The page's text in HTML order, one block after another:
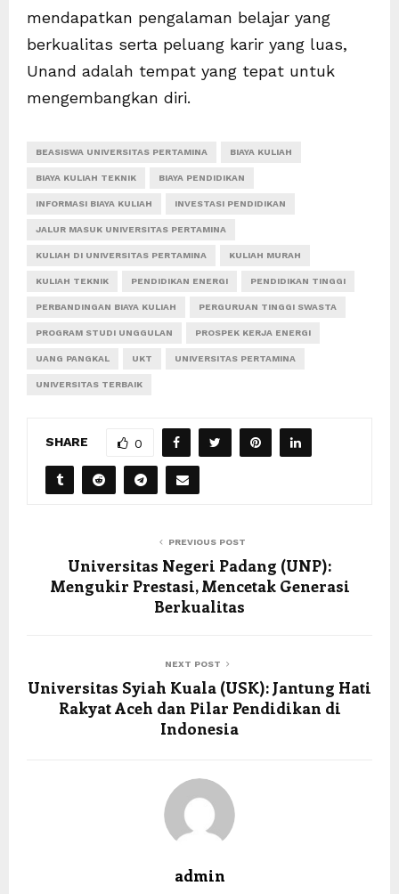
mendapatkan pengalaman belajar yang
berkualitas serta peluang karir yang luas,
Unand adalah tempat yang tepat untuk
mengembangkan diri.
BEASISWA UNIVERSITAS PERTAMINA BIAYA KULIAH
BIAYA KULIAH TEKNIK BIAYA PENDIDIKAN
INFORMASI BIAYA KULIAH INVESTASI PENDIDIKAN
JALUR MASUK UNIVERSITAS PERTAMINA
KULIAH DI UNIVERSITAS PERTAMINA KULIAH MURAH
KULIAH TEKNIK PENDIDIKAN ENERGI PENDIDIKAN TINGGI
PERBANDINGAN BIAYA KULIAH PERGURUAN TINGGI SWASTA
PROGRAM STUDI UNGGULAN PROSPEK KERJA ENERGI
UANG PANGKAL UKT UNIVERSITAS PERTAMINA
UNIVERSITAS TERBAIK
SHARE 0
PREVIOUS POST
Universitas Negeri Padang (UNP):
Mengukir Prestasi, Mencetak Generasi
Berkualitas
NEXT POST
Universitas Syiah Kuala (USK): Jantung Hati
Rakyat Aceh dan Pilar Pendidikan di
Indonesia
admin